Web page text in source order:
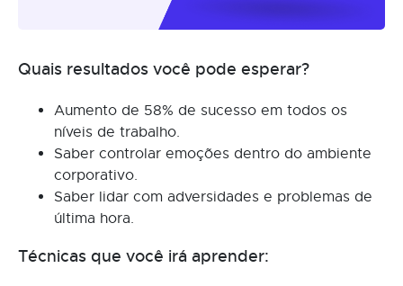
Quais resultados você pode esperar?
Aumento de 58% de sucesso em todos os
níveis de trabalho.
Saber controlar emoções dentro do ambiente
corporativo.
Saber lidar com adversidades e problemas de
última hora.
Técnicas que você irá aprender: